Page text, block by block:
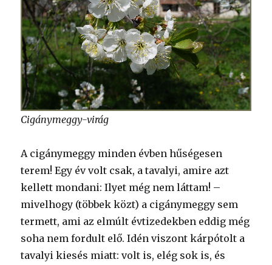
Cigánymeggy-virág
A cigánymeggy minden évben hűségesen
terem! Egy év volt csak, a tavalyi, amire azt
kellett mondani: Ilyet még nem láttam! –
mivelhogy (többek közt) a cigánymeggy sem
termett, ami az elmúlt évtizedekben eddig még
soha nem fordult elő. Idén viszont kárpótolt a
tavalyi kiesés miatt: volt is, elég sok is, és